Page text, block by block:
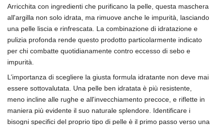
Arricchita con ingredienti che purificano la pelle, questa maschera
all'argilla non solo idrata, ma rimuove anche le impurità, lasciando
una pelle liscia e rinfrescata. La combinazione di idratazione e
pulizia profonda rende questo prodotto particolarmente indicato
per chi combatte quotidianamente contro eccesso di sebo e
impurità.
L’importanza di scegliere la giusta formula idratante non deve mai
essere sottovalutata. Una pelle ben idratata è più resistente,
meno incline alle rughe e all'invecchiamento precoce, e riflette in
maniera più evidente il suo naturale splendore. Identificare i
bisogni specifici del proprio tipo di pelle è il primo passo verso una